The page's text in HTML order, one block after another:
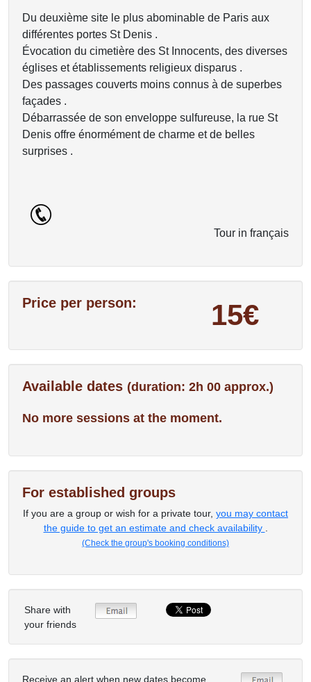
Du deuxième site le plus abominable de Paris aux
différentes portes St Denis .
Évocation du cimetière des St Innocents, des diverses
églises et établissements religieux disparus .
Des passages couverts moins connus à de superbes
façades .
Débarrassée de son enveloppe sulfureuse, la rue St
Denis offre énormément de charme et de belles
surprises .
Tour in français
Price per person: 15€
Available dates (duration: 2h 00 approx.)
No more sessions at the moment.
For established groups
If you are a group or wish for a private tour, you may contact
the guide to get an estimate and check availability
(Check the group's booking conditions)
Share with
your friends
Receive an alert when new dates become